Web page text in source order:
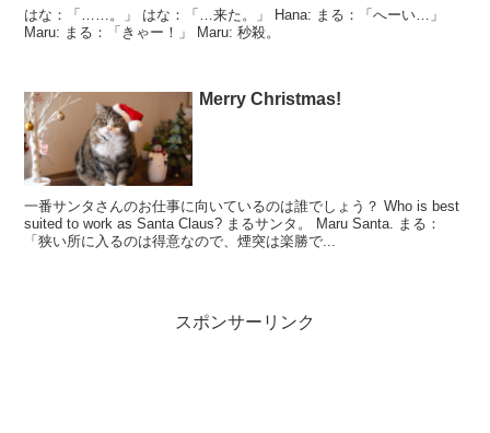
はな：「……。」 はな：「…来た。」 Hana: まる：「へーい…」
Maru: まる：「きゃー！」 Maru: 秒殺。
Merry Christmas!
一番サンタさんのお仕事に向いているのは誰でしょう？ Who is best
suited to work as Santa Claus? まるサンタ。 Maru Santa. まる：
「狭い所に入るのは得意なので、煙突は楽勝で...
スポンサーリンク